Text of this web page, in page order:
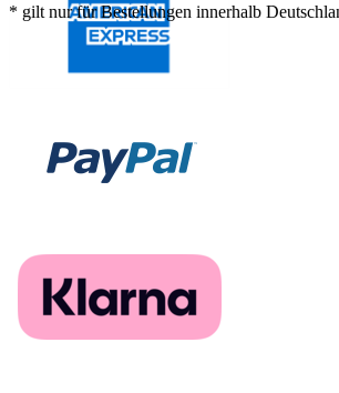
* gilt nur für Bestellungen innerhalb